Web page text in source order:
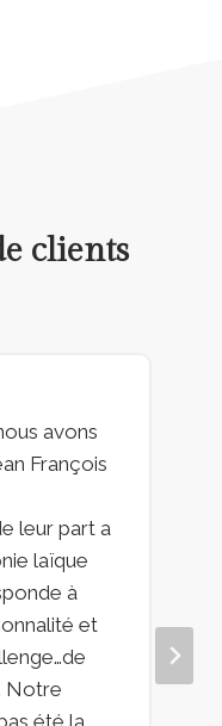
clients
avons
François
leur part a
laïque
à
et
Notre